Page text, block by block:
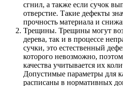
сгнил, а также если сучок
отверстие. Такие дефекты
прочность материала и
Трещины. Трещины могут
дерева, так и в процессе
сучки, это естественный
которого невозможно,
качества учитывается их
Допустимые параметры для
расписаны в нормативных